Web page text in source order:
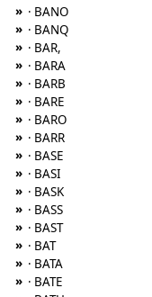
» · BANO
» · BANQ
» · BAR,
» · BARA
» · BARB
» · BARE
» · BARO
» · BARR
» · BASE
» · BASI
» · BASK
» · BASS
» · BAST
» · BAT
» · BATA
» · BATE